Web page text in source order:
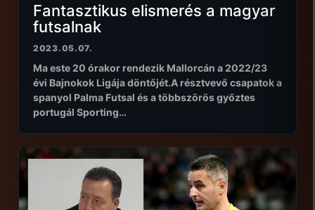
Fantasztikus elismerés a magyar
futsalnak
2023.05.07.
Ma este 20 órakor rendezik Mallorcán a 2022/23
évi Bajnokok Ligája döntőjét.A résztvevő csapatok a
spanyol Palma Futsal és a többszörös győztes
portugál Sporting…